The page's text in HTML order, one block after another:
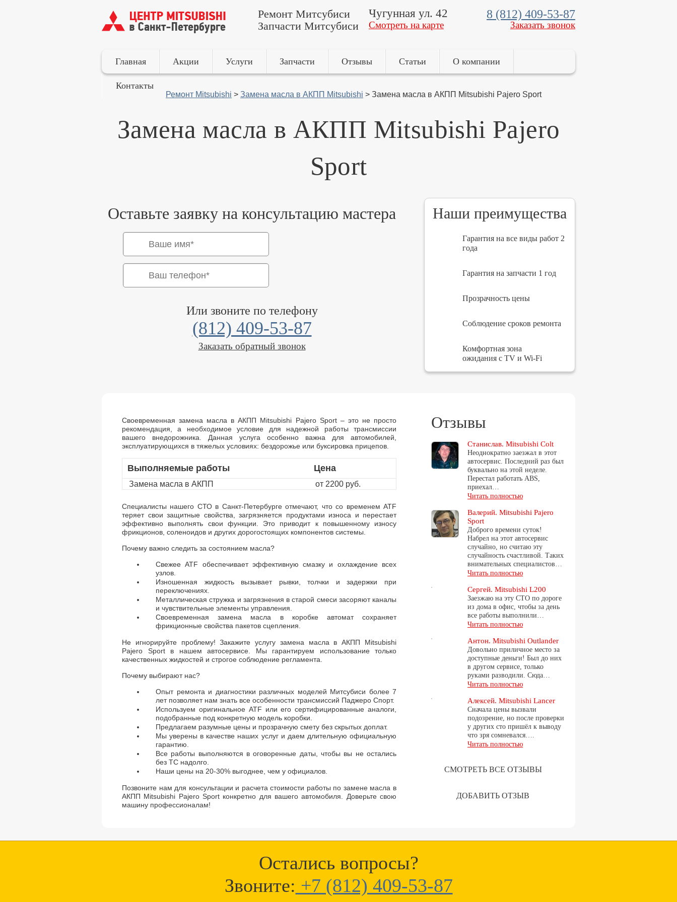
Ремонт Митсубиси
Запчасти Митсубиси
Чугунная ул. 42
Смотреть на карте
8 (812) 409-53-87
Заказать звонок
Главная Акции Услуги Запчасти Отзывы Статьи О компании
Контакты
Ремонт Mitsubishi > Замена масла в АКПП Mitsubishi > Замена масла в АКПП Mitsubishi Pajero Sport
Замена масла в АКПП Mitsubishi Pajero
Sport
Оставьте заявку на консультацию мастера
Или звоните по телефону
(812) 409-53-87
Заказать обратный звонок
Наши преимущества
Гарантия на все виды работ 2
года
Гарантия на запчасти 1 год
Прозрачность цены
Соблюдение сроков ремонта
Комфортная зона
ожидания с TV и Wi-Fi
Своевременная замена масла в АКПП Mitsubishi Pajero Sport – это не просто
рекомендация, а необходимое условие для надежной работы трансмиссии
вашего внедорожника. Данная услуга особенно важна для автомобилей,
эксплуатирующихся в тяжелых условиях: бездорожье или буксировка прицепов.
Выполняемые работы Цена
Замена масла в АКПП от 2200 руб.
Специалисты нашего СТО в Санкт-Петербурге отмечают, что со временем ATF
теряет свои защитные свойства, загрязняется продуктами износа и перестает
эффективно выполнять свои функции. Это приводит к повышенному износу
фрикционов, соленоидов и других дорогостоящих компонентов системы.
Почему важно следить за состоянием масла?
Свежее ATF обеспечивает эффективную смазку и охлаждение всех
узлов.
Изношенная жидкость вызывает рывки, толчки и задержки при
переключениях.
Металлическая стружка и загрязнения в старой смеси засоряют каналы
и чувствительные элементы управления.
Своевременная замена масла в коробке автомат сохраняет
фрикционные свойства пакетов сцепления.
Не игнорируйте проблему! Закажите услугу замена масла в АКПП Mitsubishi
Pajero Sport в нашем автосервисе. Мы гарантируем использование только
качественных жидкостей и строгое соблюдение регламента.
Почему выбирают нас?
Опыт ремонта и диагностики различных моделей Митсубиси более 7
лет позволяет нам знать все особенности трансмиссий Паджеро Спорт.
Используем оригинальное ATF или его сертифицированные аналоги,
подобранные под конкретную модель коробки.
Предлагаем разумные цены и прозрачную смету без скрытых доплат.
Мы уверены в качестве наших услуг и даем длительную официальную
гарантию.
Все работы выполняются в оговоренные даты, чтобы вы не остались
без ТС надолго.
Наши цены на 20-30% выгоднее, чем у официалов.
Позвоните нам для консультации и расчета стоимости работы по замене масла в
АКПП Mitsubishi Pajero Sport конкретно для вашего автомобиля. Доверьте свою
машину профессионалам!
Отзывы
Станислав. Mitsubishi Colt
Неоднократно заезжал в этот
автосервис. Последний раз был
буквально на этой неделе.
Перестал работать ABS,
приехал…
Читать полностью
Валерий. Mitsubishi Pajero
Sport
Доброго времени суток!
Набрел на этот автосервис
случайно, но считаю эту
случайность счастливой. Таких
внимательных специалистов…
Читать полностью
Сергей. Mitsubishi L200
Заезжаю на эту СТО по дороге
из дома в офис, чтобы за день
все работы выполнили…
Читать полностью
Антон. Mitsubishi Outlander
Довольно приличное место за
доступные деньги! Был до них
в другом сервисе, только
руками разводили. Сюда…
Читать полностью
Алексей. Mitsubishi Lancer
Сначала цены вызвали
подозрение, но после проверки
у других сто пришёл к выводу
что зря сомневался….
Читать полностью
СМОТРЕТЬ ВСЕ ОТЗЫВЫ
ДОБАВИТЬ ОТЗЫВ
Остались вопросы?
Звоните: +7 (812) 409-53-87